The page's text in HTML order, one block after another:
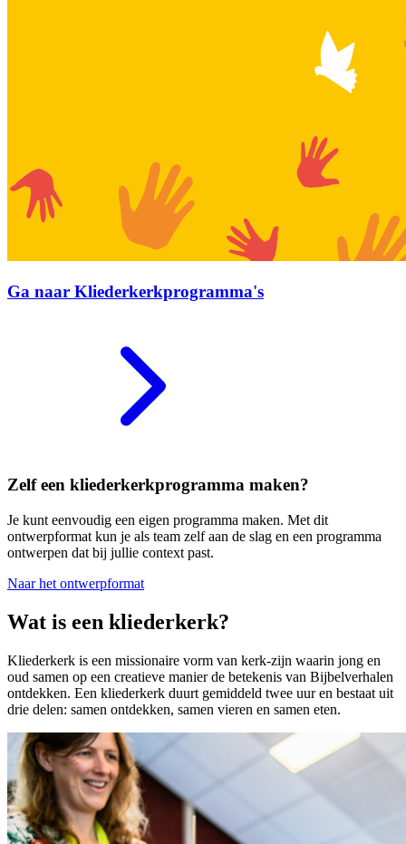
Ga naar Kliederkerkprogramma's
Zelf een kliederkerkprogramma maken?
Je kunt eenvoudig een eigen programma maken. Met dit
ontwerpformat kun je als team zelf aan de slag en een programma
ontwerpen dat bij jullie context past.
Naar het ontwerpformat
Wat is een kliederkerk?
Kliederkerk is een missionaire vorm van kerk-zijn waarin jong en
oud samen op een creatieve manier de betekenis van Bijbelverhalen
ontdekken. Een kliederkerk duurt gemiddeld twee uur en bestaat uit
drie delen: samen ontdekken, samen vieren en samen eten.